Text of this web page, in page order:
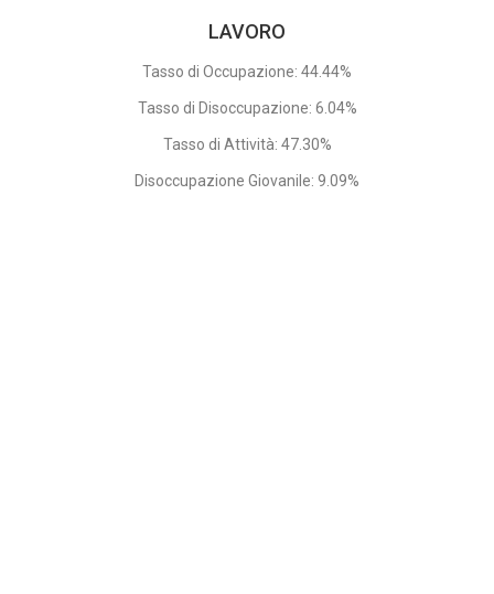
LAVORO
Tasso di Occupazione: 44.44%
Tasso di Disoccupazione: 6.04%
Tasso di Attività: 47.30%
Disoccupazione Giovanile: 9.09%